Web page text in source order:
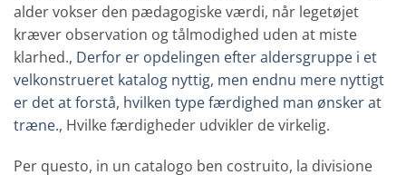
alder vokser den pædagogiske værdi, når legetøjet
kræver observation og tålmodighed uden at miste
klarhed., Derfor er opdelingen efter aldersgruppe i et
velkonstrueret katalog nyttig, men endnu mere nyttigt
er det at forstå, hvilken type færdighed man ønsker at
træne., Hvilke færdigheder udvikler de virkelig.
Per questo, in un catalogo ben costruito, la divisione